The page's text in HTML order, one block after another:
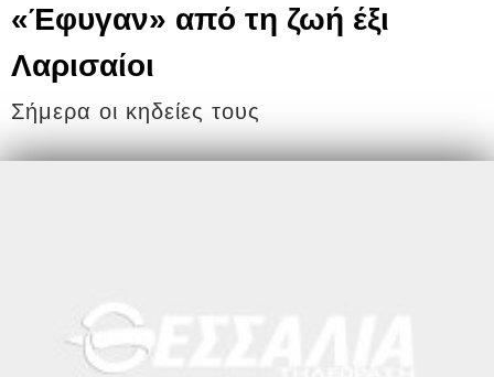
«Έφυγαν» από τη ζωή έξι
Λαρισαίοι
Σήμερα οι κηδείες τους